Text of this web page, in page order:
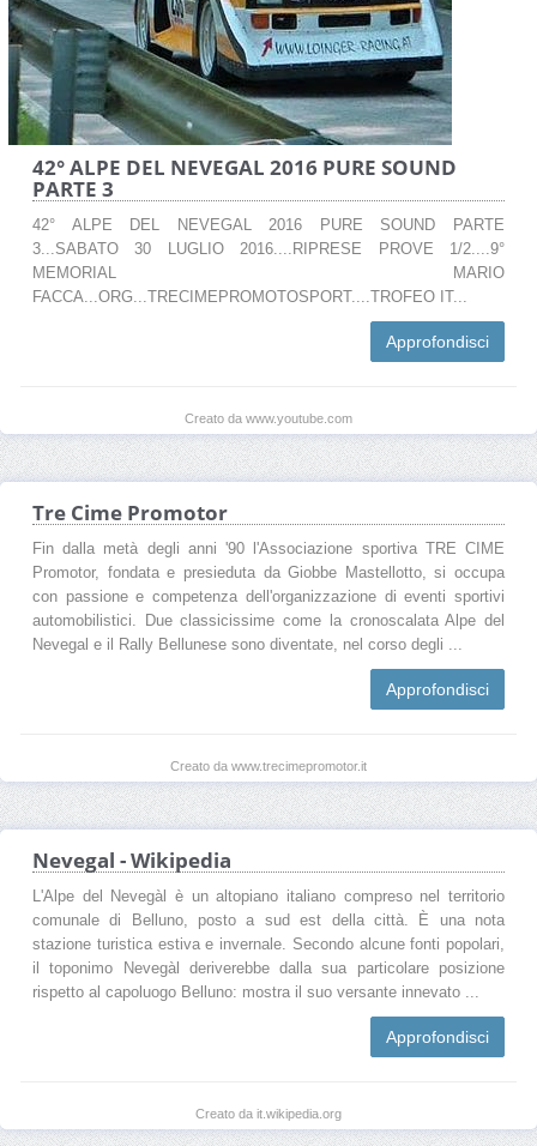
42° ALPE DEL NEVEGAL 2016 PURE SOUND
PARTE 3
42° ALPE DEL NEVEGAL 2016 PURE SOUND PARTE
3...SABATO 30 LUGLIO 2016....RIPRESE PROVE 1/2....9°
MEMORIAL MARIO
FACCA...ORG...TRECIMEPROMOTOSPORT....TROFEO IT...
Approfondisci
Creato da www.youtube.com
Tre Cime Promotor
Fin dalla metà degli anni '90 l'Associazione sportiva TRE CIME
Promotor, fondata e presieduta da Giobbe Mastellotto, si occupa
con passione e competenza dell'organizzazione di eventi sportivi
automobilistici. Due classicissime come la cronoscalata Alpe del
Nevegal e il Rally Bellunese sono diventate, nel corso degli ...
Approfondisci
Creato da www.trecimepromotor.it
Nevegal - Wikipedia
L'Alpe del Nevegàl è un altopiano italiano compreso nel territorio
comunale di Belluno, posto a sud est della città. È una nota
stazione turistica estiva e invernale. Secondo alcune fonti popolari,
il toponimo Nevegàl deriverebbe dalla sua particolare posizione
rispetto al capoluogo Belluno: mostra il suo versante innevato ...
Approfondisci
Creato da it.wikipedia.org